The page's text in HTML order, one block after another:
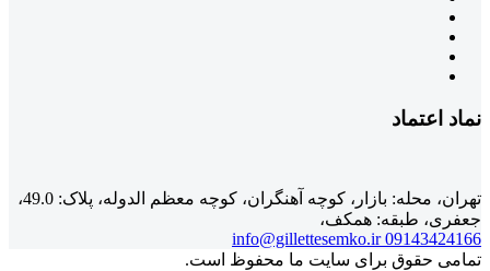
نماد اعتماد
تهران، محله: بازار، کوچه آهنگران، کوچه معظم الدوله، پلاک: 49.0،
جعفری، طبقه: همکف،
09143424166
info@gillettesemko.ir
تمامی حقوق برای سایت ما محفوظ است.